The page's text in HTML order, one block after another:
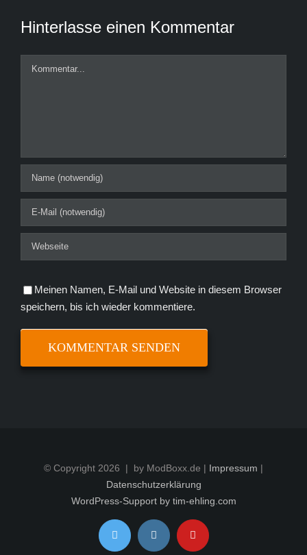
Hinterlasse einen Kommentar
Kommentar
Meinen Namen, E-Mail und Website in diesem Browser
speichern, bis ich wieder kommentiere.
© Copyright 2026 | by ModBoxx.de | Impressum |
Datenschutzerklärung
WordPress-Support by tim-ehling.com
Twitter InstagramYouTube